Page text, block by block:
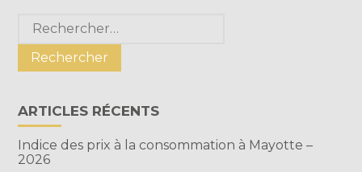
Blog
sidebar
Rechercher :
ARTICLES RÉCENTS
Indice des prix à la consommation à Mayotte –
2026